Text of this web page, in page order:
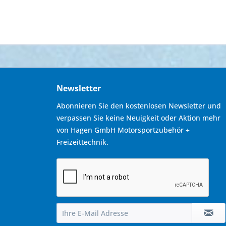
Newsletter
Abonnieren Sie den kostenlosen Newsletter und
verpassen Sie keine Neuigkeit oder Aktion mehr
von Hagen GmbH Motorsportzubehör +
Freizeittechnik.